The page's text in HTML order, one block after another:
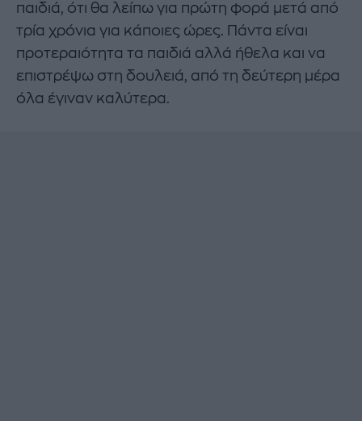
παιδιά, ότι θα λείπω για πρώτη φορά μετά από
τρία χρόνια για κάποιες ώρες. Πάντα είναι
προτεραιότητα τα παιδιά αλλά ήθελα και να
επιστρέψω στη δουλειά, από τη δεύτερη μέρα
όλα έγιναν καλύτερα.